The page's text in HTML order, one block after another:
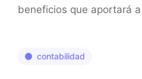
beneficios que aportará
contabilidad